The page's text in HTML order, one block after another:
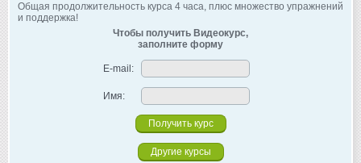
Общая продолжительность курса 4 часа, плюс множество упражнений
и поддержка!
Чтобы получить Видеокурс,
заполните форму
E-mail:
Имя:
Другие курсы